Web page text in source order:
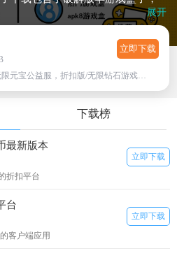
游戏盒子,这里有变态版多种特别
发出，想了解更多有关下载早游
！
展开
聚合全网BT/GM无限元宝公益服，折扣版/无限钻石游戏下载
立即下载
下载榜
最新版本
折扣平台
立即下载
台
客户端应用
立即下载